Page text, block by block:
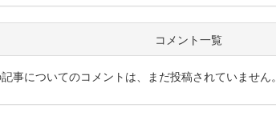
コメント一覧
事についてのコメントは、まだ投稿されていません。